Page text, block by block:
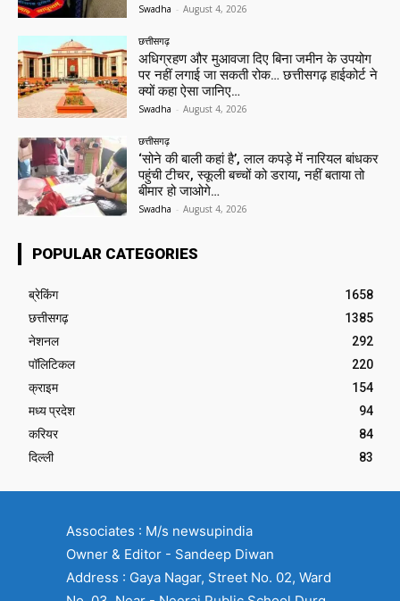
Swadha - August 4, 2026
छत्तीसगढ़
अधिग्रहण और मुआवजा दिए बिना जमीन के उपयोग
पर नहीं लगाई जा सकती रोक… छत्तीसगढ़ हाईकोर्ट ने
क्यों कहा ऐसा जानिए…
Swadha - August 4, 2026
छत्तीसगढ़
‘सोने की बाली कहां है’, लाल कपड़े में नारियल बांधकर
पहुंची टीचर, स्कूली बच्चों को डराया, नहीं बताया तो
बीमार हो जाओगे…
Swadha - August 4, 2026
POPULAR CATEGORIES
ब्रेकिंग
1658
छत्तीसगढ़
1385
नेशनल
292
पॉलिटिकल
220
क्राइम
154
मध्य प्रदेश
94
करियर
84
दिल्ली
83
Associates : M/s newsupindia
Owner & Editor - Sandeep Diwan
Address : Gaya Nagar, Street No. 02, Ward